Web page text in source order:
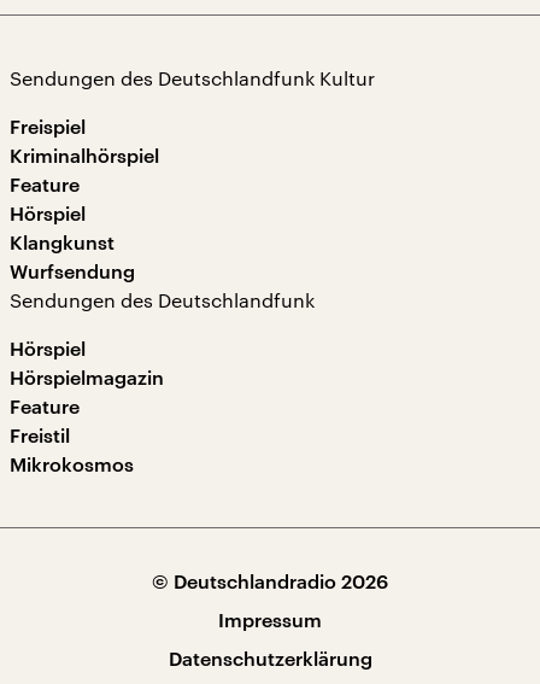
Sendungen des Deutschlandfunk Kultur
Freispiel
Kriminalhörspiel
Feature
Hörspiel
Klangkunst
Wurfsendung
Sendungen des Deutschlandfunk
Hörspiel
Hörspielmagazin
Feature
Freistil
Mikrokosmos
© Deutschlandradio 2026
Impressum
Datenschutzerklärung